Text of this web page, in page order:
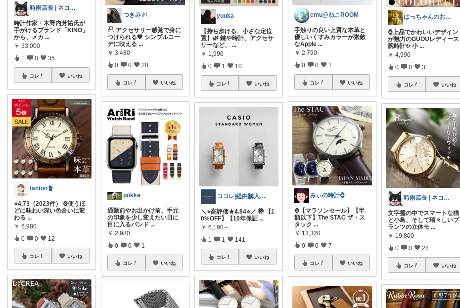
時雨店長 | ネコのいる暮らし
時計作家・木野内芳祐氏が
手がけるブランド「KINO」
から、メカ ...
￥ 33,000
1 0 35
コレ いいね
tanton🪴
⭐4.73（2023件） ⌚使うほ
どに味わい深い色合いに変
わる ...
￥ 6,980
0 0 12
コレ いいね
つきみ𓍯
𓍯 アクセサリー感覚で身に
つけられる🤎 シンプルコー
デに映える ...
￥ 3,480
0 0 20
コレ いいね
pokke
通勤前やお出かけ前、手元
の印象を少し変えたい日に
目に入るバンド ...
￥ 2,980
0 0 1
コレ いいね
yuuka
【持ち歩ける、小さな定位
置】🌿 鍵や時計、アクセサ
リーなど、
...
￥ 1,990
0 1 10
コレ いいね
ココレ|経由購入ありがとうございます🌷
＼⭐️高評価★4.84⭐️／ 🉐 【1
0%OFF】【10年保証 ...
￥ 6,190～
1 1 141
コレ いいね
emu@ねこROOM
手触りの良い上質な本革と
優しいくすみカラーが素敵
なApple...
￥ 2,790
0 0 1
コレ いいね
みぃの時計⌚
⌚【マラソンセール】【半
額以下】The STAC ザ・ス
タック ...
￥ 13,320
0 0 7
コレ いいね
はっちゃんのお店😋
⌚上品でかわいいデザイン
が魅力のGUOUレディース
腕時計✨ 小 ...
￥ 4,990
0 0 3
コレ いいね
時雨店長 | ネコのいる暮らし
文字盤の中でスマートな猫
と小鳥、そして瑞々しいプ
ランツの立体モ ...
￥ 19,800
0 0 28
コレ いいね